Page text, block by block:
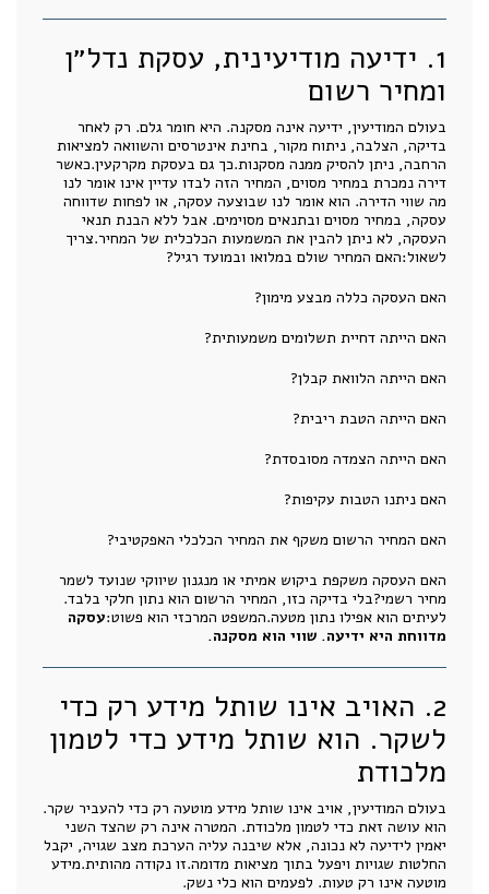
1. ידיעה מודיעינית, עסקת נדל״ן
ומחיר רשום
בעולם המודיעין, ידיעה אינה מסקנה. היא חומר גלם. רק לאחר
בדיקה, הצלבה, ניתוח מקור, בחינת אינטרסים והשוואה למציאות
הרחבה, ניתן להסיק ממנה מסקנות.כך גם בעסקת מקרקעין.כאשר
דירה נמכרת במחיר מסוים, המחיר הזה לבדו עדיין אינו אומר לנו
מה שווי הדירה. הוא אומר לנו שבוצעה עסקה, או לפחות שדווחה
עסקה, במחיר מסוים ובתנאים מסוימים. אבל ללא הבנת תנאי
העסקה, לא ניתן להבין את המשמעות הכלכלית של המחיר.צריך
לשאול:האם המחיר שולם במלואו ובמועד רגיל?
האם העסקה כללה מבצע מימון?
האם הייתה דחיית תשלומים משמעותית?
האם הייתה הלוואת קבלן?
האם הייתה הטבת ריבית?
האם הייתה הצמדה מסובסדת?
האם ניתנו הטבות עקיפות?
האם המחיר הרשום משקף את המחיר הכלכלי האפקטיבי?
האם העסקה משקפת ביקוש אמיתי או מנגנון שיווקי שנועד לשמר
מחיר רשמי?בלי בדיקה כזו, המחיר הרשום הוא נתון חלקי בלבד.
לעיתים הוא אפילו נתון מטעה.המשפט המרכזי הוא פשוט:עסקה
מדווחת היא ידיעה. שווי הוא מסקנה.
2. האויב אינו שותל מידע רק כדי
לשקר. הוא שותל מידע כדי לטמון
מלכודת
בעולם המודיעין, אויב אינו שותל מידע מוטעה רק כדי להעביר שקר.
הוא עושה זאת כדי לטמון מלכודת. המטרה אינה רק שהצד השני
יאמין לידיעה לא נכונה, אלא שיבנה עליה הערכת מצב שגויה, יקבל
החלטות שגויות ויפעל בתוך מציאות מדומה.זו נקודה מהותית.מידע
מוטעה אינו רק טעות. לפעמים הוא כלי נשק.